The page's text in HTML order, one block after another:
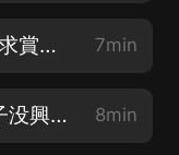
【最強兵王】_第5集 碰瓷_（求賞月票、求訂閱、求關注） 7min
【最強兵王】_第6集 對病秧子没興趣_（求賞月票、求訂閱、求關注） 8min